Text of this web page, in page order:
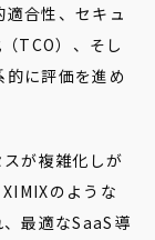
合性、セキュ
TCO）、そし
に評価を進め
が複雑化しが
のような
最適なSaaS導